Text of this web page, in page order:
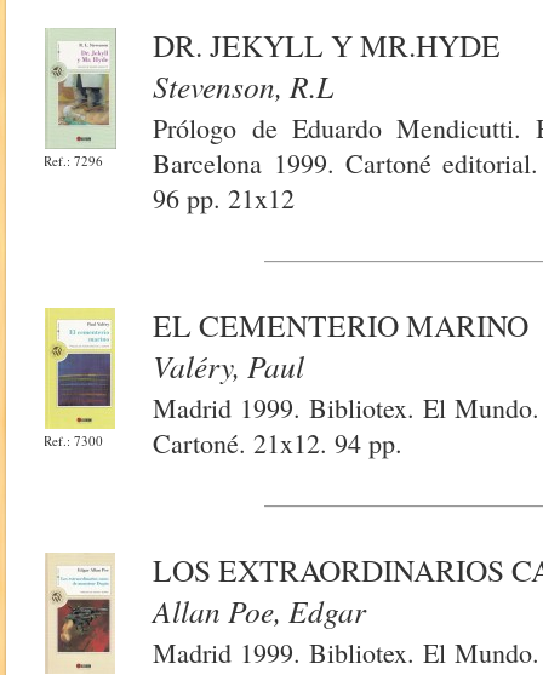
Ref.: 7296
DR. JEKYLL Y MR.HYDE
Stevenson, R.l
Prólogo de Eduardo
Barcelona 1999. Cartoné
96 pp. 21x12
Ref.: 7300
EL CEMENTERIO MARINO
Valéry, Paul
Madrid 1999. Bibliotex. El
Cartoné. 21x12. 94 pp.
LOS EXTRAORDINARIOS
Allan Poe, Edgar
Madrid 1999. Bibliotex. El